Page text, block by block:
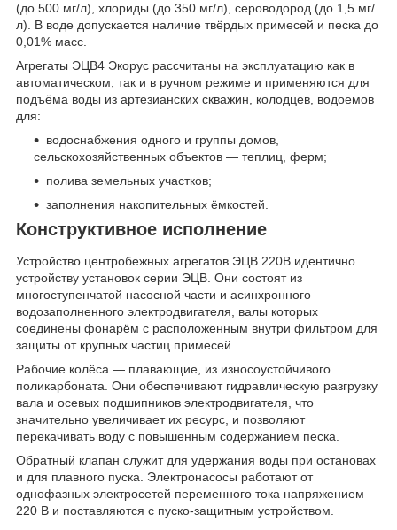
(до 500 мг/л), хлориды (до 350 мг/л), сероводород (до 1,5 мг/
л). В воде допускается наличие твёрдых примесей и песка до
0,01% масс.
Агрегаты ЭЦВ4 Экорус рассчитаны на эксплуатацию как в
автоматическом, так и в ручном режиме и применяются для
подъёма воды из артезианских скважин, колодцев, водоемов
для:
водоснабжения одного и группы домов,
сельскохозяйственных объектов — теплиц, ферм;
полива земельных участков;
заполнения накопительных ёмкостей.
Конструктивное исполнение
Устройство центробежных агрегатов ЭЦВ 220В идентично
устройству установок серии ЭЦВ. Они состоят из
многоступенчатой насосной части и асинхронного
водозаполненного электродвигателя, валы которых
соединены фонарём с расположенным внутри фильтром для
защиты от крупных частиц примесей.
Рабочие колёса — плавающие, из износоустойчивого
поликарбоната. Они обеспечивают гидравлическую разгрузку
вала и осевых подшипников электродвигателя, что
значительно увеличивает их ресурс, и позволяют
перекачивать воду с повышенным содержанием песка.
Обратный клапан служит для удержания воды при остановах
и для плавного пуска. Электронасосы работают от
однофазных электросетей переменного тока напряжением
220 В и поставляются с пуско-защитным устройством.